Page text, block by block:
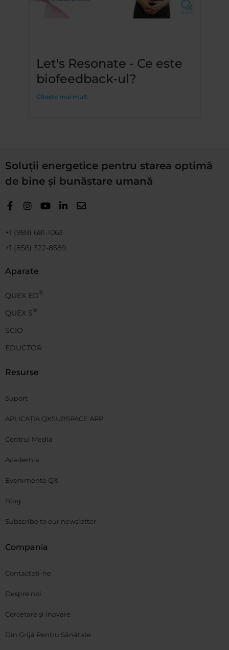
Let's Resonate - Ce este
biofeedback-ul?
Citește mai mult
Soluții energetice pentru starea optimă
de bine și bunăstare umană
+1 (989) 681-1063
+1 (856) 322-8589
Aparate
QUEX ED®
QUEX S®
SCIO
EDUCTOR
Resurse
Suport
APLICAȚIA QXSUBSPACE APP
Centrul Media
Academia
Evenimente QX
Blog
Subscribe to our newsletter
Compania
Contactați-ne
Despre noi
Cercetare și inovare
Din Grijă Pentru Sănătate